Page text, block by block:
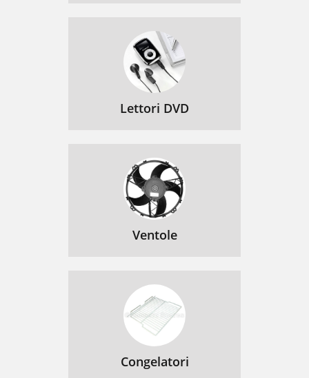
Lettori DVD
Ventole
Congelatori